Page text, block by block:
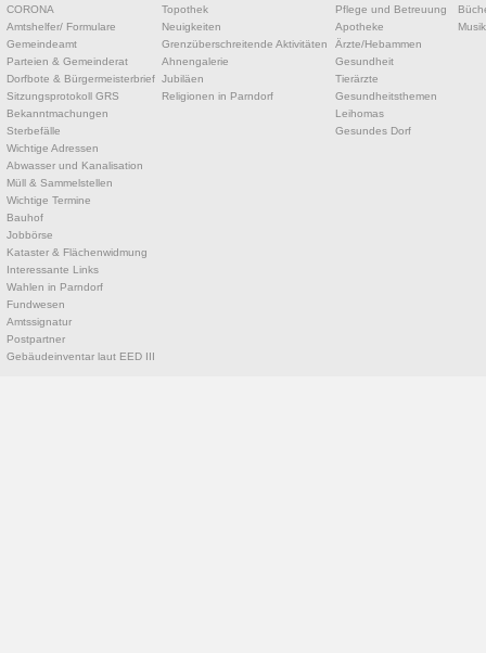
CORONA
Amtshelfer/ Formulare
Gemeindeamt
Parteien & Gemeinderat
Dorfbote & Bürgermeisterbrief
Sitzungsprotokoll GRS
Bekanntmachungen
Sterbefälle
Wichtige Adressen
Abwasser und Kanalisation
Müll & Sammelstellen
Wichtige Termine
Bauhof
Jobbörse
Kataster & Flächenwidmung
Interessante Links
Wahlen in Parndorf
Fundwesen
Amtssignatur
Postpartner
Gebäudeinventar laut EED III
Topothek
Neuigkeiten
Grenzüberschreitende Aktivitäten
Ahnengalerie
Jubiläen
Religionen in Parndorf
Pflege und Betreuung
Apotheke
Ärzte/Hebammen
Gesundheit
Tierärzte
Gesundheitsthemen
Leihomas
Gesundes Dorf